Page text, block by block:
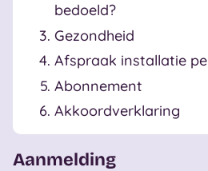
bedoeld?
Gezondheid
Afspraak installatie
Abonnement
Akkoordverklaring
Aanmelding